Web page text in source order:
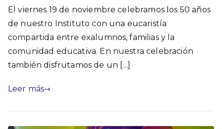
El viernes 19 de noviembre celebramos los 50 años
de nuestro Instituto con una eucaristía
compartida entre exalumnos, familias y la
comunidad educativa. En nuestra celebración
también disfrutamos de un […]
Leer más